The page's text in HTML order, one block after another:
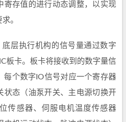
寄存值的进行动态调整，以实现
。
底层执行机构的信号量通过数字
板卡。板卡将接收到的数字量信
每个数字IO信号对应一个寄存器
状态（油泵开关、主电源切换开
传感器、伺服电机温度传感器